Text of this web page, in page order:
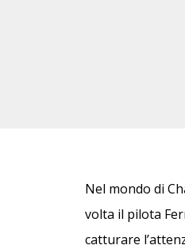
Nel mondo di
volta il pilota
catturare